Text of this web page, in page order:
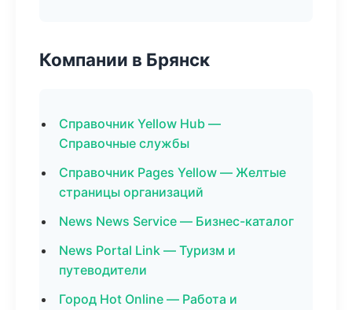
Компании в Брянск
Справочник Yellow Hub —
Справочные службы
Справочник Pages Yellow — Желтые
страницы организаций
News News Service — Бизнес-каталог
News Portal Link — Туризм и
путеводители
Город Hot Online — Работа и